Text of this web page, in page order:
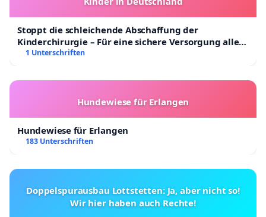
Stoppt die schleichende Abschaffung der
Kinderchirurgie – Für eine sichere Versorgung aller
Kinder in Deutschland
1 Unterschriften
Hundewiese für Erlangen
Hundewiese für Erlangen
183 Unterschriften
Doppelspurausbau Lottstetten: Ja, aber nicht so!
Wir hier haben auch Rechte!